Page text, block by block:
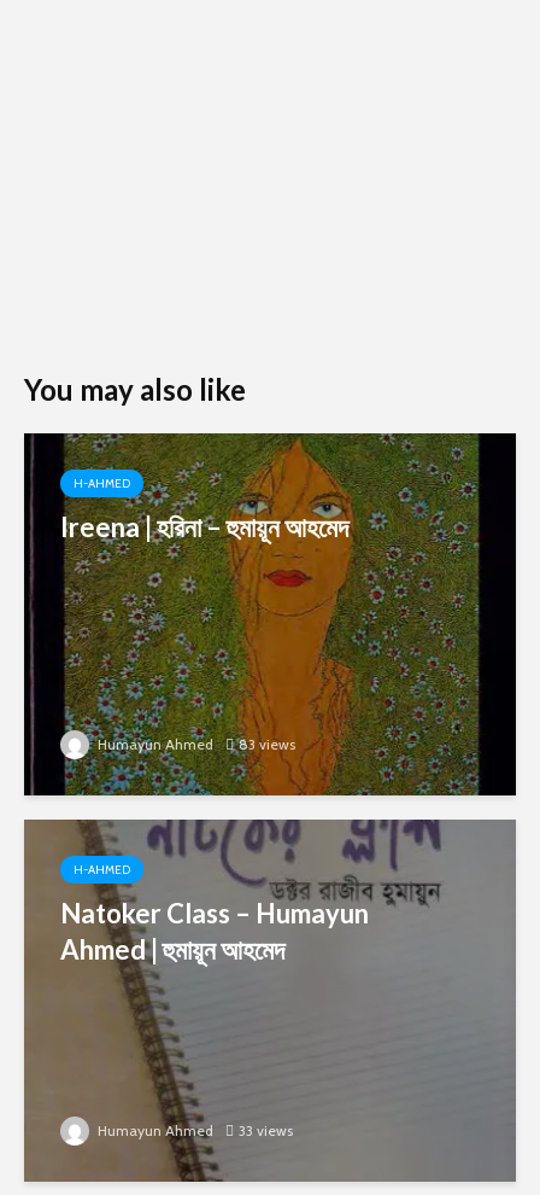
You may also like
H-AHMED
Ireena | হরিনা – হুমায়ূন আহমেদ
Humayun Ahmed 83 views
H-AHMED
Natoker Class – Humayun
Ahmed | হুমায়ূন আহমেদ
Humayun Ahmed 33 views